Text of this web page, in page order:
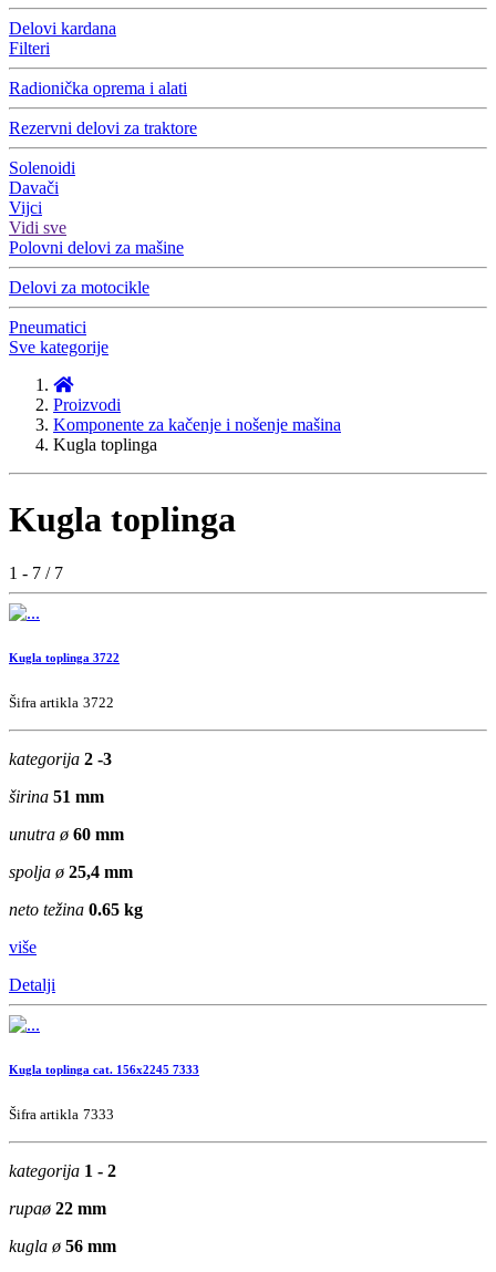
Delovi kardana
Filteri
Radionička oprema i alati
Rezervni delovi za traktore
Solenoidi
Davači
Vijci
Vidi sve
Polovni delovi za mašine
Delovi za motocikle
Pneumatici
Sve kategorije
Proizvodi
Komponente za kačenje i nošenje mašina
Kugla toplinga
Kugla toplinga
1 - 7 / 7
Kugla toplinga 3722
Šifra artikla 3722
kategorija 2 -3
širina 51 mm
unutra ø 60 mm
spolja ø 25,4 mm
neto težina 0.65 kg
više
Detalji
Kugla toplinga cat. 156x2245 7333
Šifra artikla 7333
kategorija 1 - 2
rupaø 22 mm
kugla ø 56 mm